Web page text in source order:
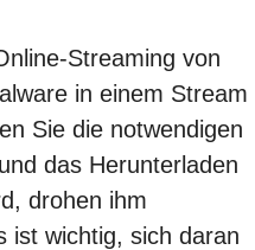
Streaming von
in einem Stream
Sie die notwendigen
das Herunterladen
drohen ihm
ist wichtig, sich daran